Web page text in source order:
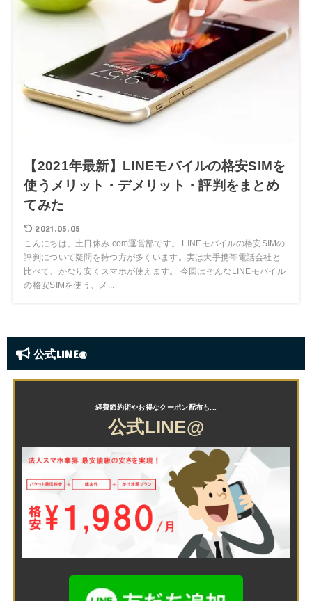
【2021年最新】LINEモバイルの格安SIMを
使うメリット・デメリット・評判をまとめ
てみた
2021.05.05
こんにちは、土日休み.com運営部です。 LINEモバイルの格安SIMの
評判について疑問を持つ方が多くいます。実は大手携帯電話会社と
比べて、かなり安くスマホが使えます。 今回はそんなLINEモバイル
の格安SIMを使う、メ...
公式LINE@
公式LINE@